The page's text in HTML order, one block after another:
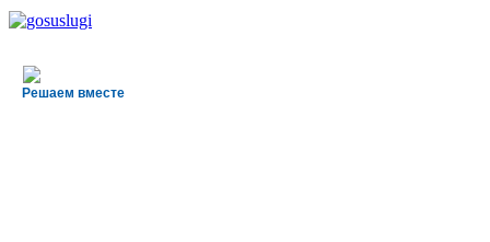
Решаем вместе